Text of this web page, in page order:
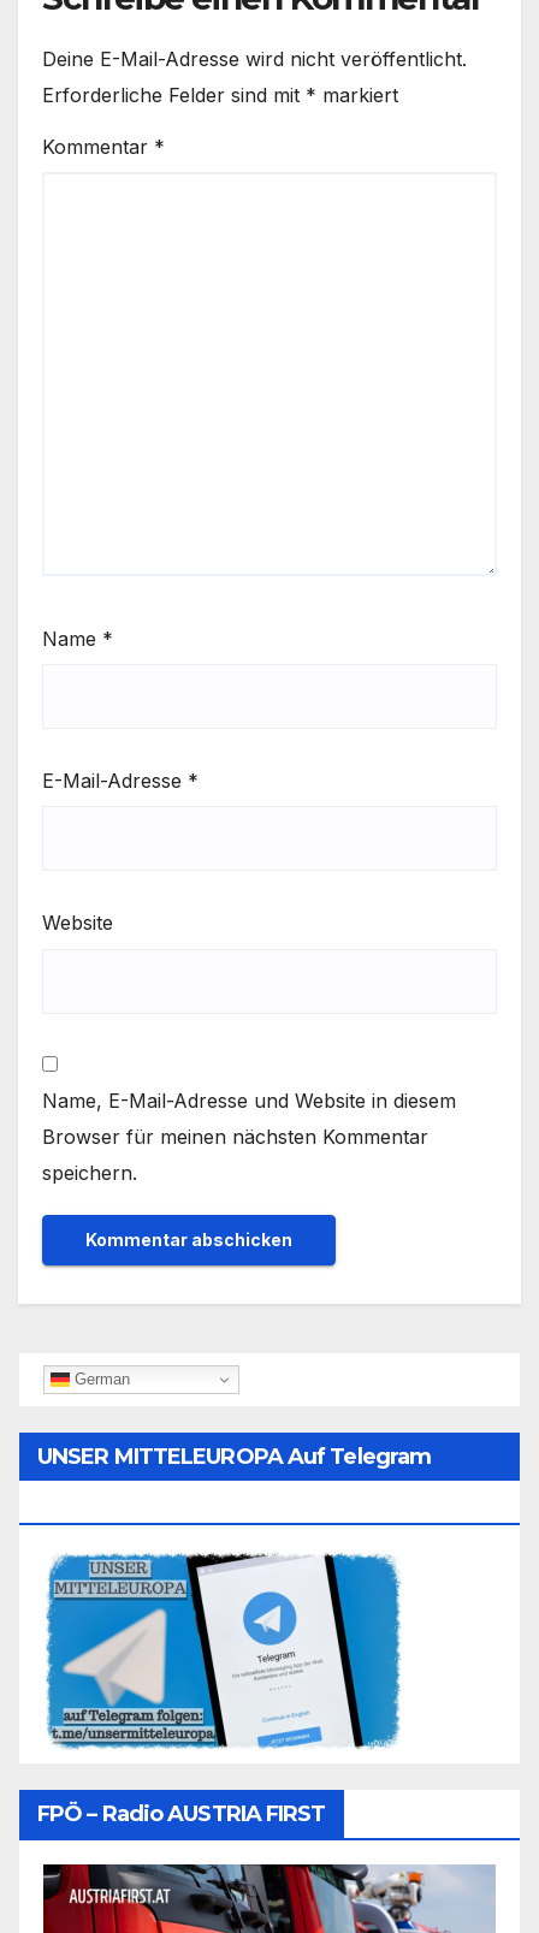
Deine E-Mail-Adresse wird nicht veröffentlicht.
Erforderliche Felder sind mit * markiert
Kommentar *
Name *
E-Mail-Adresse *
Website
Name, E-Mail-Adresse und Website in diesem
Browser für meinen nächsten Kommentar
speichern.
German
UNSER MITTELEUROPA Auf Telegram
FPÖ – Radio AUSTRIA FIRST